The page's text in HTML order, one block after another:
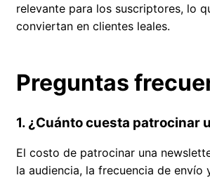
relevante para los suscriptores, lo
conviertan en clientes leales.
Preguntas
1. ¿Cuánto cuesta patrocinar
El costo de patrocinar una
la audiencia, la frecuencia de